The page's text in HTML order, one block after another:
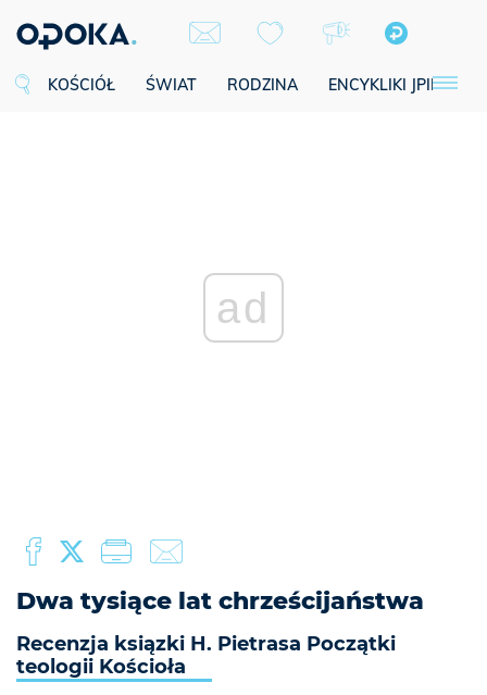
KOŚCIÓŁ ŚWIAT RODZINA ENCYKLIKI JPII
ad
Dwa tysiące lat chrześcijaństwa
Recenzja ksiązki H. Pietrasa Początki
teologii Kościoła